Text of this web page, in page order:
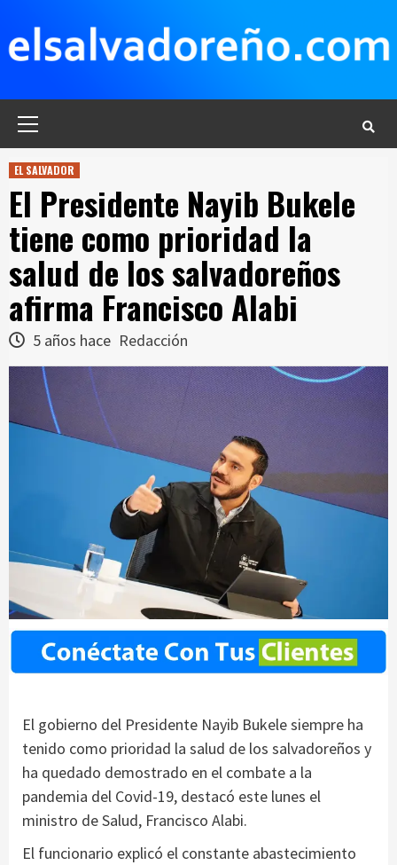
contenido
EL SALVADOR
El Presidente Nayib Bukele
tiene como prioridad la
salud de los salvadoreños
afirma Francisco Alabi
5 años hace Redacción
El gobierno del Presidente Nayib Bukele siempre ha
tenido como prioridad la salud de los salvadoreños y
ha quedado demostrado en el combate a la
pandemia del Covid-19, destacó este lunes el
ministro de Salud, Francisco Alabi.
El funcionario explicó el constante abastecimiento